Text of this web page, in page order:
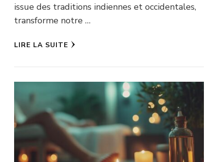
issue des traditions indiennes et occidentales,
transforme notre …
LIRE LA SUITE